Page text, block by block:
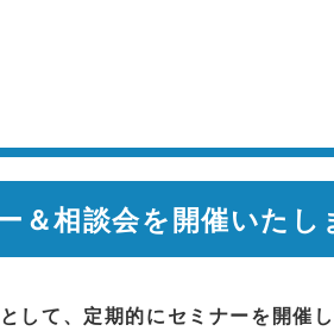
＆相談会を開催いたし
して、定期的にセミナーを開催し